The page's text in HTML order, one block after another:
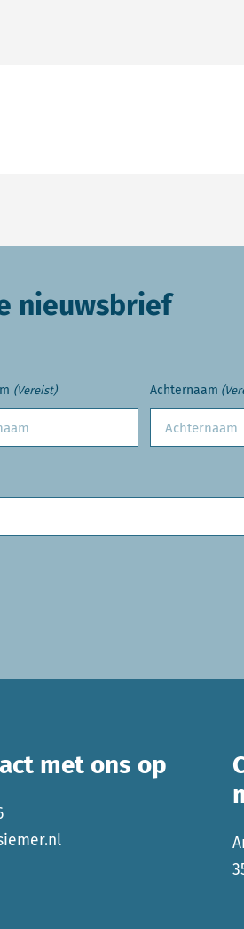
nieuwsbrief
(Vereist) Achternaam
met ons op